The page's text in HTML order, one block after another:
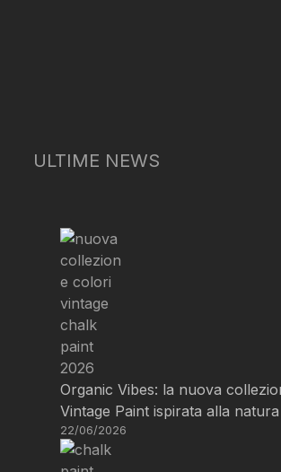
ULTIME NEWS
Organic Vibes: la nuova
Vintage Paint ispirata alla natura
22/06/2026